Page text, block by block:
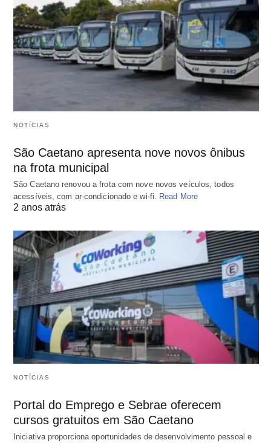
NOTÍCIAS
São Caetano apresenta nove novos ônibus
na frota municipal
São Caetano renovou a frota com nove novos veículos, todos
acessíveis, com ar-condicionado e wi-fi.
Read More
2 anos atrás
NOTÍCIAS
Portal do Emprego e Sebrae oferecem
cursos gratuitos em São Caetano
Iniciativa proporciona oportunidades de desenvolvimento pessoal e